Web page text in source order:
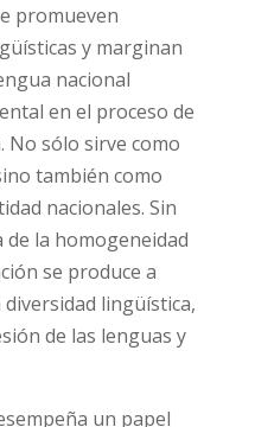
promueven
y marginan
nacional
en el proceso de
No sólo sirve como
también como
nacionales. Sin
la homogeneidad
se produce a
lingüística,
de las lenguas y
un papel